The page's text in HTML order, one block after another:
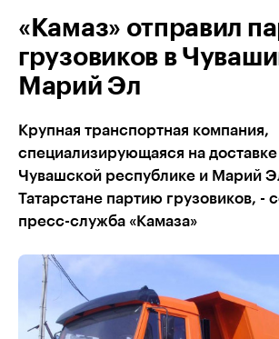
«Камаз» отправил
грузовиков в
Марий Эл
Крупная транспортная компания,
специализирующаяся на доставке
Чувашской республике и Марий
Татарстане партию грузовиков, -
пресс-служба «Камаза»